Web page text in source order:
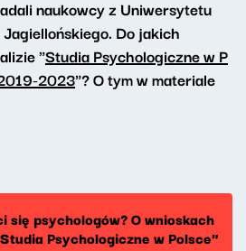
naukowcy z Uniwersytetu
Do jakich
"Studia Psychologiczne w P
2023"? O tym w materiale
się psychologów? O wnioskach
Psychologiczne w Polsce"